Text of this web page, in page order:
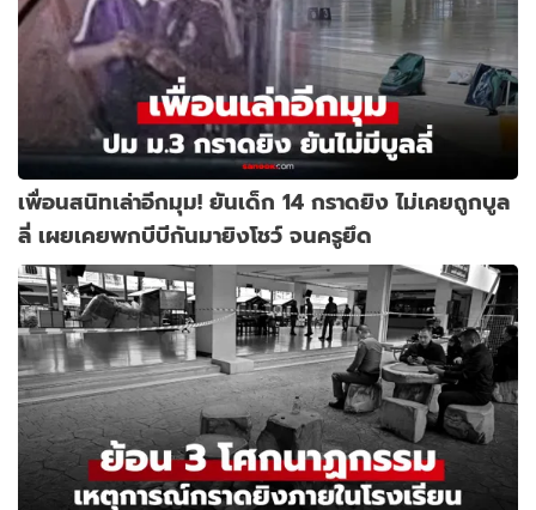
เพื่อนสนิทเล่าอีกมุม! ยันเด็ก 14 กราดยิง ไม่เคยถูกบูล
ลี่ เผยเคยพกบีบีกันมายิงโชว์ จนครูยึด